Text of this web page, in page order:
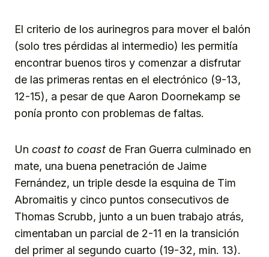
El criterio de los aurinegros para mover el balón
(solo tres pérdidas al intermedio) les permitía
encontrar buenos tiros y comenzar a disfrutar
de las primeras rentas en el electrónico (9-13,
12-15), a pesar de que Aaron Doornekamp se
ponía pronto con problemas de faltas.
Un coast to coast de Fran Guerra culminado en
mate, una buena penetración de Jaime
Fernández, un triple desde la esquina de Tim
Abromaitis y cinco puntos consecutivos de
Thomas Scrubb, junto a un buen trabajo atrás,
cimentaban un parcial de 2-11 en la transición
del primer al segundo cuarto (19-32, min. 13).